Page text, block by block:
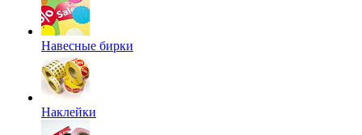
Навесные бирки
Наклейки